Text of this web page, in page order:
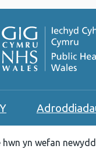
hwn yn wefan